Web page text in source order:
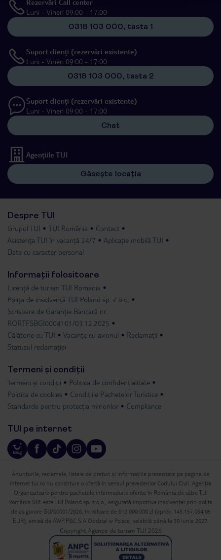
Rezervări Call center
Luni - Vineri 09:00 - 17:00
0318 103 000, tasta 1
Suport clienți (rezervări existente)
Luni - Vineri 09:00 - 17:00
0318 103 000, tasta 2
Suport clienți (rezervări existente)
Luni - Vineri 09:00 - 17:00
Chat
Agențiile TUI
Găsește locația
Despre TUI
Grupul TUI TUI România
Contact
Asistența TUI în vacanță 24/7
Aplicație mobilă TUI
Date cu caracter personal
Informații folositoare
Licență de turism TUI Romania
Polița de insolvență TUI Poland sp. Z.o.o.
Scrisoare de Garanție Bancară nr.
RORTFSBGI0004101/03.12.2025
Călătorie cu TUI
Vacanțe cu avionul
Reclamații
Statusul reclamației
Termeni și condiții
Termeni și condiții
Politica de confidențialitate
Politica de cookies
Condițiile Pachetelor Turistice
Standarde pentru protecția minorilor
Compliance
TUI pe internet
Anunțurile, reclamele, listele de prețuri și informațiile prezentate pe pagina de
internet tui.ro nu constituie o ofertă în sensul prevederilor Codului Civil. Agenția
Organizatoare pentru pachetele intermediate oferite în România de către TUI
România SRL este TUI Poland sp. z.o.o., asigurată împotriva insolvenței prin polița
de asigurare GU/00001/2026, în valoare de 612 000 000 zl (aprox. 145.157.064,05
EUR), emisă de AWP P&C S.A Oddzial w Polsce, valabilă până la 30 iunie 2027.
Copyright Agenție de turism TUI 2026